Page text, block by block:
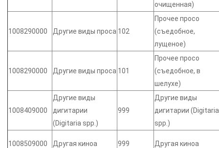
очищенная)
1008290000 Другие виды проса 102
Прочее просо
(съедобное,
лущеное)
1008290000 Другие виды проса 101
Прочее просо
(съедобное, в
шелухе)
1008409000
Другие виды
дигитарии
(Digitaria spp.)
999
Другие виды
дигитарии (Digitaria
spp.)
1008509000 Другая киноа 999 Другая киноа